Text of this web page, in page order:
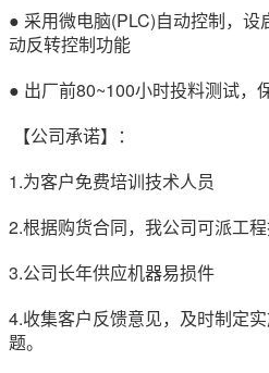
● 采用微电脑(PLC)自动控制，设
动反转控制功能
● 出厂前80~100小时投料测试，
【公司承诺】：
1.为客户免费培训技术人员
2.根据购货合同，我公司可派工
3.公司长年供应机器易损件
4.收集客户反馈意见，及时制定
题。